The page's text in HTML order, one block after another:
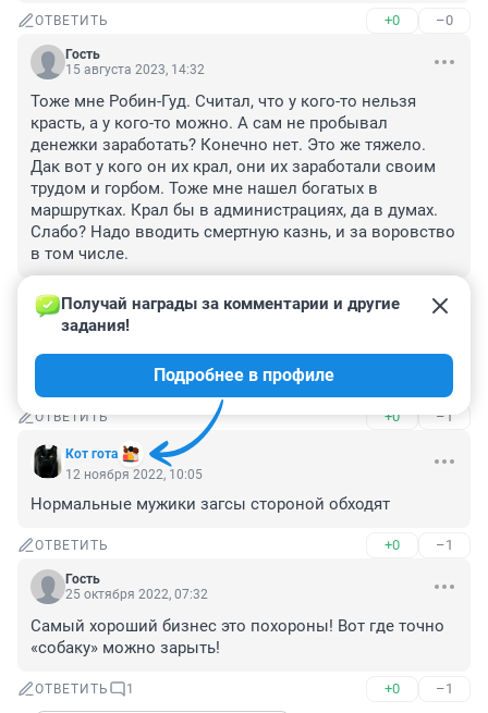
ОТВЕТИТЬ +0 –0
Гость
15 августа 2023, 14:32
Тоже мне Робин-Гуд. Считал, что у кого-то нельзя
красть, а у кого-то можно. А сам не пробывал
денежки заработать? Конечно нет. Это же тяжело.
Дак вот у кого он их крал, они их заработали своим
трудом и горбом. Тоже мне нашел богатых в
маршрутках. Крал бы в администрациях, да в думах.
Слабо? Надо вводить смертную казнь, и за воровство
в том числе.
ОТВЕТИТЬ –0
Гость
Тоже карманник? Своего прикрываешь?
ОТВЕТИТЬ +0 –1
Кот гота
Получай награды за комментарии и другие
задания!
Подробнее в профиле
12 ноября 2022, 10:05
Нормальные мужики загсы стороной обходят
ОТВЕТИТЬ +0 –1
Гость
25 октября 2022, 07:32
Самый хороший бизнес это похороны! Вот где точно
«собаку» можно зарыть!
ОТВЕТИТЬ 1 +0 –1